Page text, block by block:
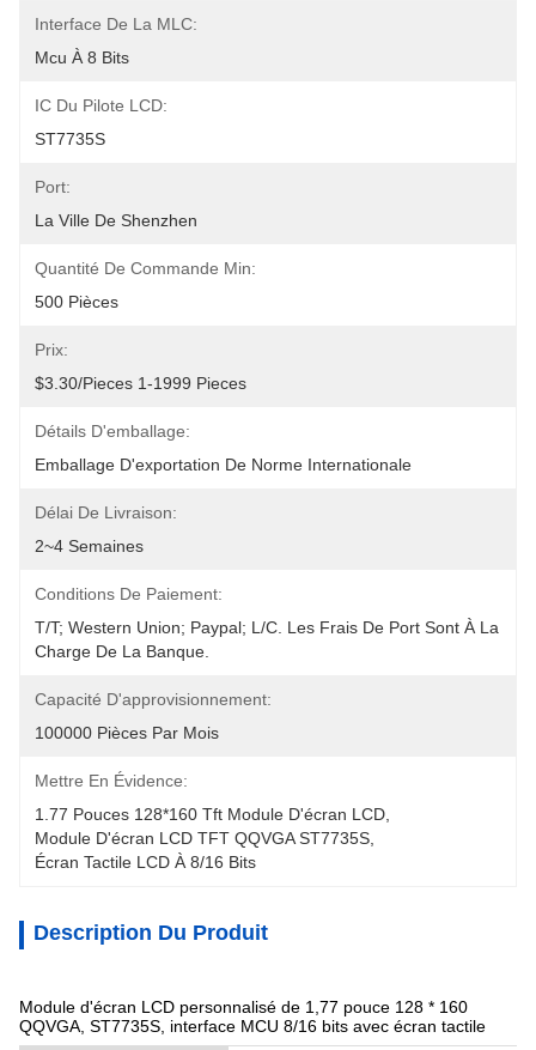
Interface De La MLC:
Mcu À 8 Bits
IC Du Pilote LCD:
ST7735S
Port:
La Ville De Shenzhen
Quantité De Commande Min:
500 Pièces
Prix:
$3.30/pieces 1-1999 Pieces
Détails D'emballage:
Emballage D'exportation De Norme Internationale
Délai De Livraison:
2~4 Semaines
Conditions De Paiement:
T/T; Western Union; Paypal; L/C. Les Frais De Port Sont À La
Charge De La Banque.
Capacité D'approvisionnement:
100000 Pièces Par Mois
Mettre En Évidence:
1.77 Pouces 128*160 Tft Module D'écran LCD
Module D'écran LCD TFT QQVGA ST7735S
Écran Tactile LCD À 8/16 Bits
Description Du Produit
Module d'écran LCD personnalisé de 1,77 pouce 128 * 160
QQVGA, ST7735S, interface MCU 8/16 bits avec écran tactile